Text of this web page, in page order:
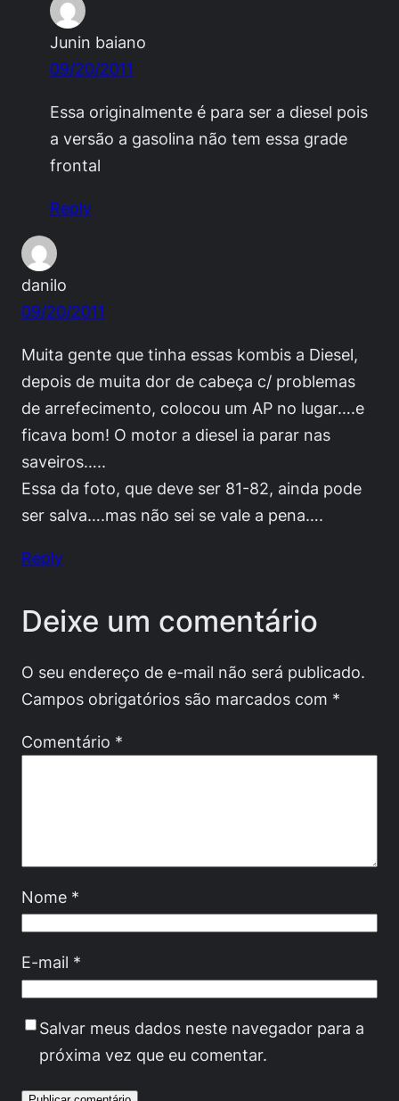
Junin baiano
09/20/2011
Essa originalmente é para ser a diesel pois
a versão a gasolina não tem essa grade
frontal
Reply
danilo
09/20/2011
Muita gente que tinha essas kombis a Diesel,
depois de muita dor de cabeça c/ problemas
de arrefecimento, colocou um AP no lugar….e
ficava bom! O motor a diesel ia parar nas
saveiros…..
Essa da foto, que deve ser 81-82, ainda pode
ser salva….mas não sei se vale a pena….
Reply
Deixe um comentário
O seu endereço de e-mail não será publicado.
Campos obrigatórios são marcados com *
Comentário *
Nome *
E-mail *
Salvar meus dados neste navegador para a
próxima vez que eu comentar.